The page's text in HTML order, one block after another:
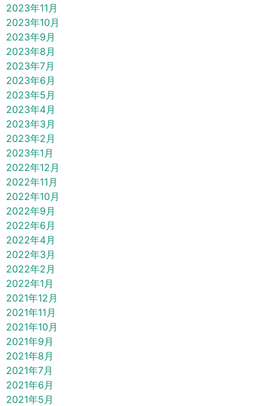
2023年11月
2023年10月
2023年9月
2023年8月
2023年7月
2023年6月
2023年5月
2023年4月
2023年3月
2023年2月
2023年1月
2022年12月
2022年11月
2022年10月
2022年9月
2022年6月
2022年4月
2022年3月
2022年2月
2022年1月
2021年12月
2021年11月
2021年10月
2021年9月
2021年8月
2021年7月
2021年6月
2021年5月